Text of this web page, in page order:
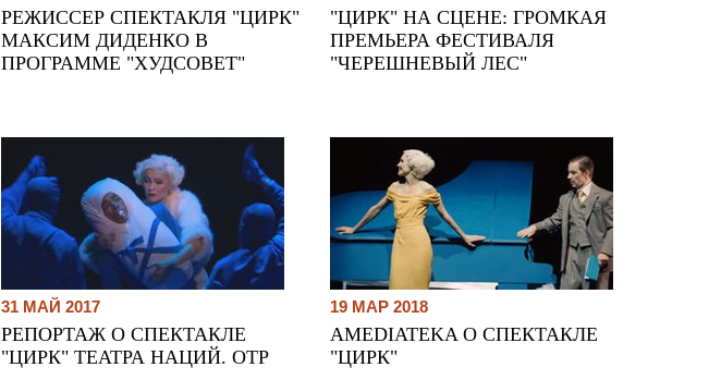
РЕЖИССЕР СПЕКТАКЛЯ "ЦИРК"
МАКСИМ ДИДЕНКО В
ПРОГРАММЕ "ХУДСОВЕТ"
"ЦИРК" НА СЦЕНЕ: ГРОМКАЯ
ПРЕМЬЕРА ФЕСТИВАЛЯ
"ЧЕРЕШНЕВЫЙ ЛЕС"
31 МАЙ 2017
РЕПОРТАЖ О СПЕКТАКЛЕ
"ЦИРК" ТЕАТРА НАЦИЙ. ОТР
19 МАР 2018
AMEDIATEKA О СПЕКТАКЛЕ
"ЦИРК"